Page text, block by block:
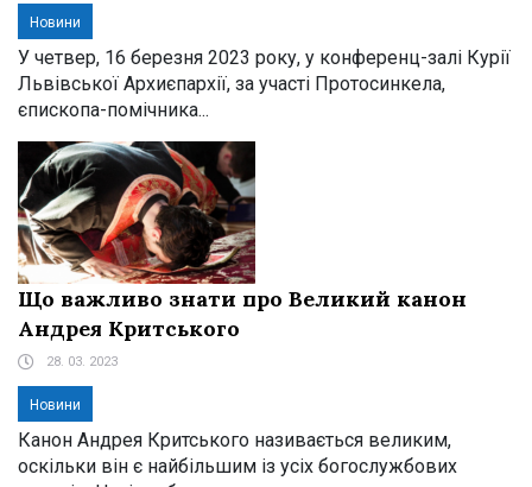
Новини
У четвер, 16 березня 2023 року, у конференц-залі Курії
Львівської Архиєпархії, за участі Протосинкела,
єпископа-помічника...
Що важливо знати про Великий канон
Андрея Критського
28. 03. 2023
Новини
Канон Андрея Критського називається великим,
оскільки він є найбільшим із усіх богослужбових